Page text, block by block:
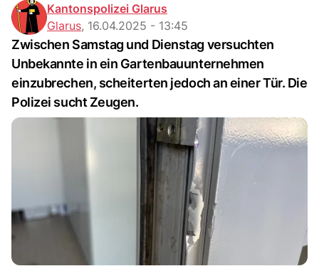
Kantonspolizei Glarus
Glarus, 16.04.2025 - 13:45
Zwischen Samstag und Dienstag versuchten
Unbekannte in ein Gartenbauunternehmen
einzubrechen, scheiterten jedoch an einer Tür. Die
Polizei sucht Zeugen.